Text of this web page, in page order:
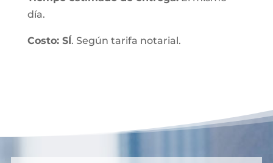
día.
Costo: SÍ. Según tarifa notarial.